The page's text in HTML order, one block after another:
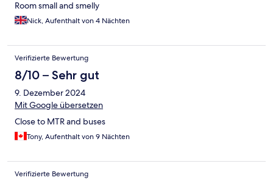
Room small and smelly
Nick, Aufenthalt von 4 Nächten
Verifizierte Bewertung
8/10 – Sehr gut
9. Dezember 2024
Mit Google übersetzen
Close to MTR and buses
Tony, Aufenthalt von 9 Nächten
Verifizierte Bewertung